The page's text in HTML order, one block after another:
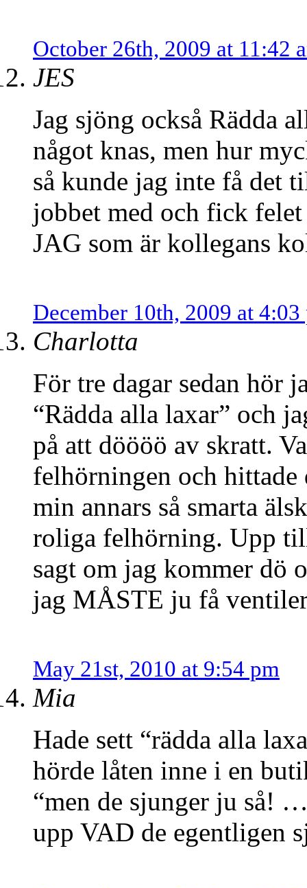
October 26th, 2009 at 11:42
JES
Jag sjöng också Rädda
något knas, men hur
så kunde jag inte få det
jobbet med och fick
JAG som är kollegans
December 10th, 2009 at 4:03
Charlotta
För tre dagar sedan hör
“Rädda alla laxar” och
på att döööö av skratt.
felhörningen och hittade
min annars så smarta
roliga felhörning. Upp
sagt om jag kommer dö
jag MÅSTE ju få
May 21st, 2010 at 9:54 pm
Mia
Hade sett “rädda alla
hörde låten inne i en
“men de sjunger ju så!
upp VAD de egentligen